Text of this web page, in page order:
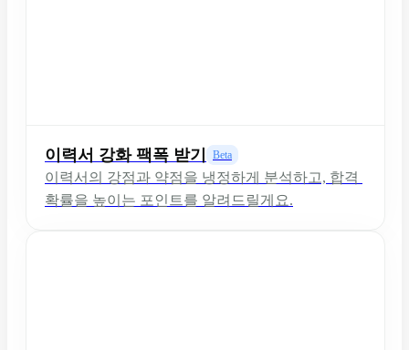
이력서 강화 팩폭 받기 Beta
이력서의 강점과 약점을 냉정하게 분석하고, 합격
확률을 높이는 포인트를 알려드릴게요.